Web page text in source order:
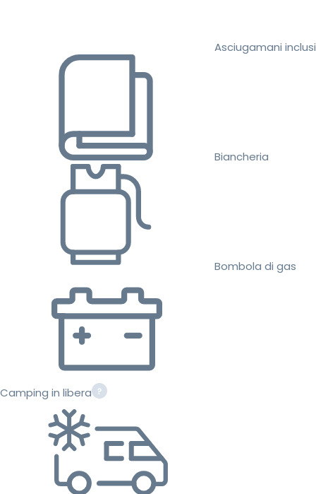
Asciugamani inclusi
Biancheria
Bombola di gas
Camping in libera